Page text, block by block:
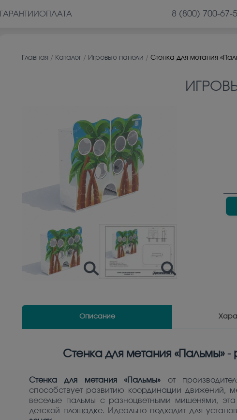
ГАРАНТИИОПЛАТА 8 (800) 700-67-
Главная / Каталог / Игровые панели / Стенка для метания
Описание
Стенка для метания «Пальмы»
Стенка для метания «Пальмы» от
способствует развитию координации движений,
веселые пальмы с разноцветными мишенями,
детской площадке. Идеально подходит для